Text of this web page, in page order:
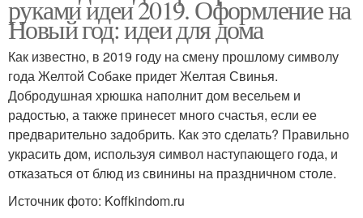
руками идеи 2019. Оформление на
Новый год: идеи для дома
Как известно, в 2019 году на смену прошлому символу
года Желтой Собаке придет Желтая Свинья.
Добродушная хрюшка наполнит дом весельем и
радостью, а также принесет много счастья, если ее
предварительно задобрить. Как это сделать? Правильно
украсить дом, используя символ наступающего года, и
отказаться от блюд из свинины на праздничном столе.
Источник фото: Koffkindom.ru